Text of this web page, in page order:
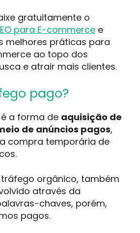
gratuitamente o
para E-commerce e
melhores práticas para
ao topo dos
e atrair mais clientes.
pago?
a forma de aquisição de
de anúncios pagos,
compra temporária de
orgânico, também
através da
chaves, porém,
pagos.